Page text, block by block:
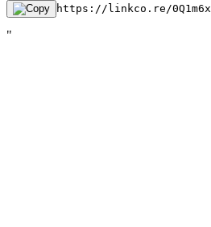
https://linkco.re/
"